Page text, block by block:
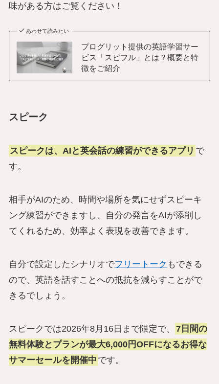
味がある方はご覧ください！
あわせて読みたい
プログリット提供の英語学習サー
ビス「スピフル」とは？概要と特
徴をご紹介
スピーク
スピークは、AIと英会話の練習ができるアプリ で
す。
相手がAIのため、時間や場所を気にせずスピーキ
ング練習ができますし、自分の発言をAIが添削し
てくれるため、効率よく表現を改善できます。
自分で設定したシナリオでフリートーク もできる
ので、英語を話すことへの抵抗を減らすことがで
きるでしょう。
スピークでは2026年8月16日まで限定で、
7日間の
無料体験とプランが最大6,000円OFFになるお得な
サマーセールを開催中 です。